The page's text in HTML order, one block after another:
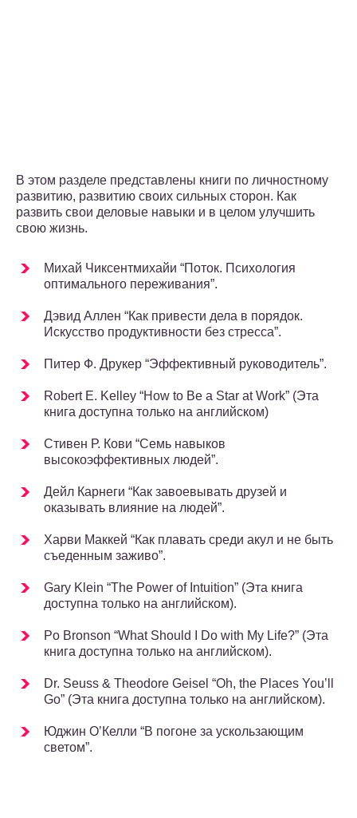
В этом разделе представлены книги по личностному
развитию, развитию своих сильных сторон. Как
развить свои деловые навыки и в целом улучшить
свою жизнь.
Михай Чиксентмихайи “Поток. Психология
оптимального переживания”.
Дэвид Аллен “Как привести дела в порядок.
Искусство продуктивности без стресса”.
Питер Ф. Друкер “Эффективный руководитель”.
Robert E. Kelley “How to Be a Star at Work” (Эта
книга доступна только на английском)
Стивен Р. Кови “Семь навыков
высокоэффективных людей”.
Дейл Карнеги “Как завоевывать друзей и
оказывать влияние на людей”.
Харви Маккей “Как плавать среди акул и не быть
съеденным заживо”.
Gary Klein “The Power of Intuition” (Эта книга
доступна только на английском).
Po Bronson “What Should I Do with My Life?” (Эта
книга доступна только на английском).
Dr. Seuss & Theodore Geisel “Oh, the Places You’ll
Go” (Эта книга доступна только на английском).
Юджин О’Келли “В погоне за ускользающим
светом”.